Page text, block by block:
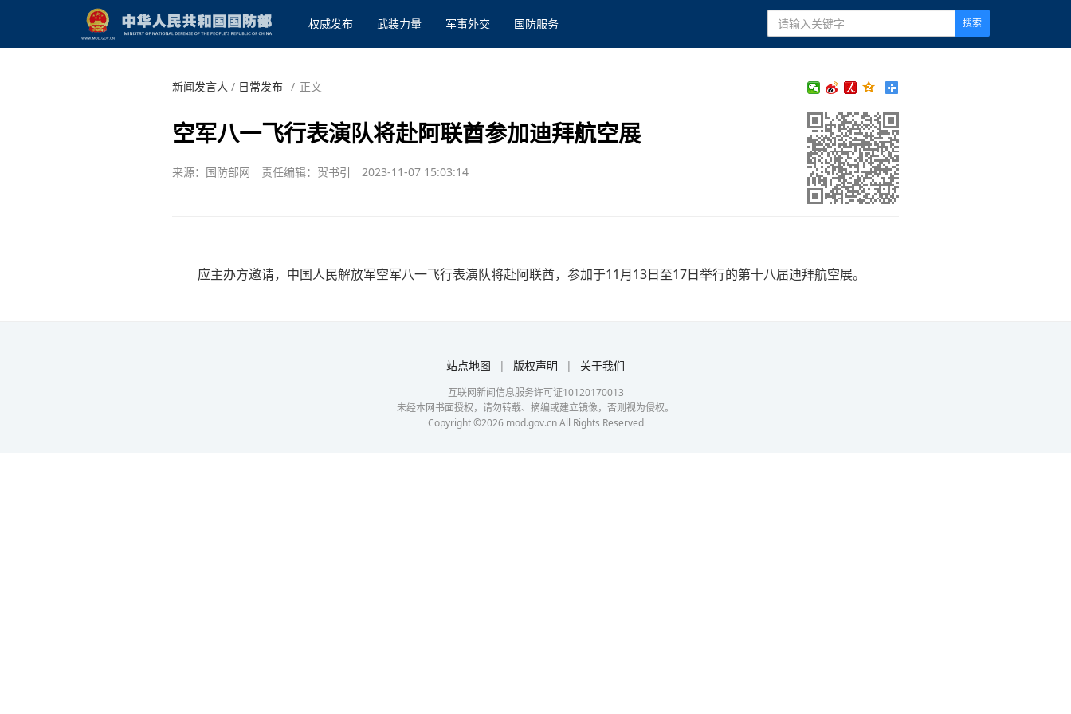
权威发布 武装力量 军事外交 国防服务 搜索
新闻发言人 / 日常发布 / 正文
空军八一飞行表演队将赴阿联酋参加迪拜航空展
来源：国防部网 责任编辑：贺书引 2023-11-07 15:03:14
应主办方邀请，中国人民解放军空军八一飞行表演队将赴阿联酋，参加于11月13日至17日举行的第十八届迪拜航空展。
站点地图 | 版权声明 | 关于我们
互联网新闻信息服务许可证10120170013
未经本网书面授权，请勿转载、摘编或建立镜像，否则视为侵权。
Copyright ©2026mod.gov.cn All Rights Reserved